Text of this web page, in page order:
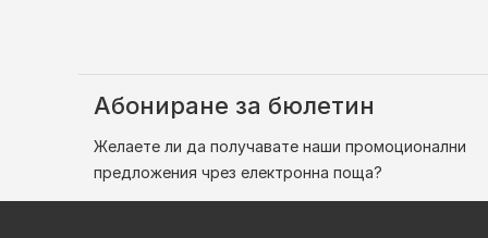
Абониране за бюлетин
Желаете ли да получавате наши промоционални
предложения чрез електронна поща?